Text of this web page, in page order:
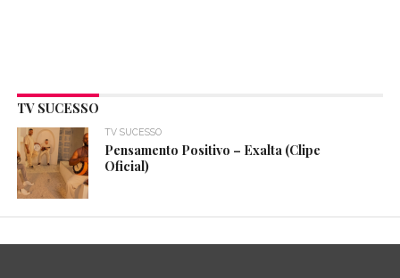
TV SUCESSO
TV SUCESSO
Pensamento Positivo – Exalta (Clipe
Oficial)